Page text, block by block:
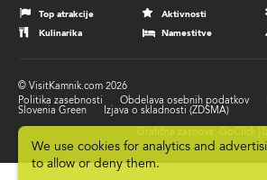
navigation
Top atrakcije Aktivnosti
Kulinarika Namestitve
© VisitKamnik.com 2026
Footer
submenu
Politika zasebnosti Obdelava osebnih podatkov
Slovenia Green
Izjava o skladnosti (ZDSMA)
We use cookies for analytics and
to allow or deny them.